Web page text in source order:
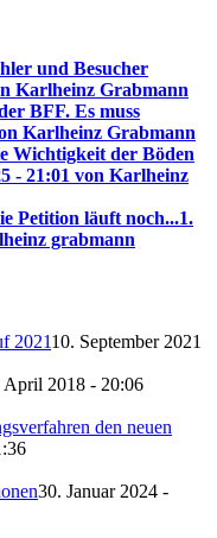
und Besucher
Karlheinz Grabmann
BFF. Es muss
Karlheinz Grabmann
Wichtigkeit der Böden
- 21:01 von Karlheinz
Petition läuft noch...1.
grabmann
202110. September 2021
April 2018 - 20:06
den neuen
30. Januar 2024 -